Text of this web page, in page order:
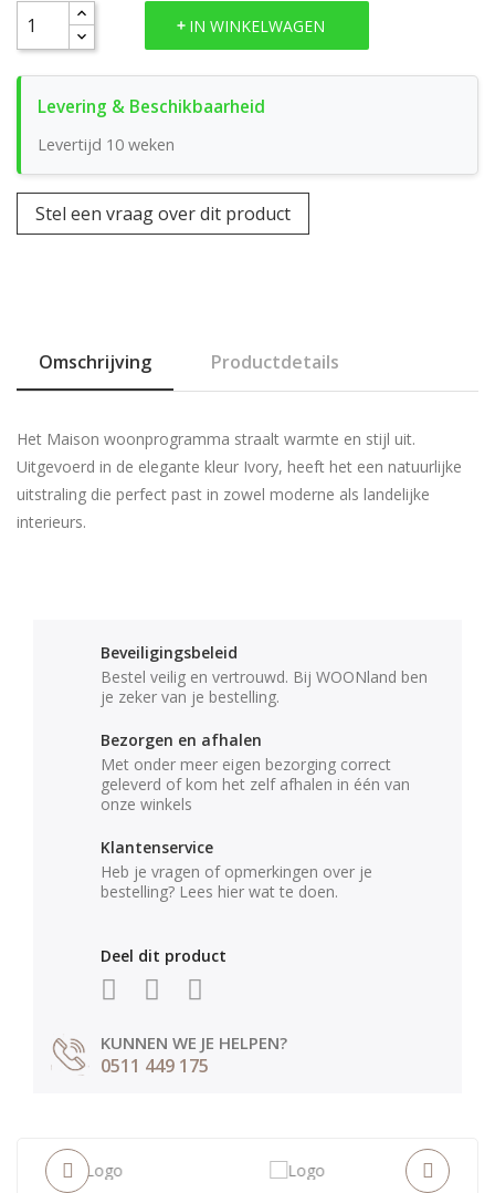
IN WINKELWAGEN
Levertijd 10 weken
Stel een vraag over dit product
Omschrijving Productdetails
Het Maison woonprogramma straalt warmte en stijl uit.
Uitgevoerd in de elegante kleur Ivory, heeft het een natuurlijke
uitstraling die perfect past in zowel moderne als landelijke
interieurs.
Beveiligingsbeleid
Bestel veilig en vertrouwd. Bij WOONland ben
je zeker van je bestelling.
Bezorgen en afhalen
Met onder meer eigen bezorging correct
geleverd of kom het zelf afhalen in één van
onze winkels
Klantenservice
Heb je vragen of opmerkingen over je
bestelling? Lees hier wat te doen.
Deel dit product
KUNNEN WE JE HELPEN?
0511 449 175